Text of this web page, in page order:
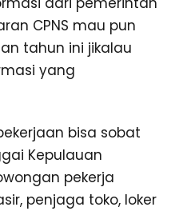
CPNS mau pun
tahun ini jikalau
yang
bisa sobat
Kepulauan
pekerja
penjaga toko, loker